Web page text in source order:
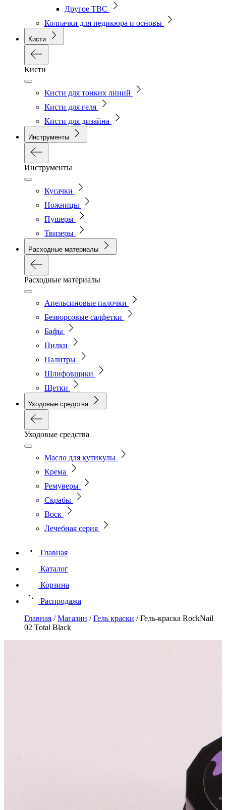
Другое ТВС
Колпачки для педикюра и основы
Кисти
Кисти
Кисти для тонких линий
Кисти для геля
Кисти для дизайна
Инструменты
Инструменты
Кусачки
Ножницы
Пушеры
Твизеры
Расходные материалы
Расходные материалы
Апельсиновые палочки
Безворсовые салфетки
Бафы
Пилки
Палитры
Шлифовщики
Щетки
Уходовые средства
Уходовые средства
Масло для кутикулы
Крема
Ремуверы
Скрабы
Воск
Лечебная серия
Главная
Каталог
Корзина
Распродажа
Главная /Магазин /Гель краски /Гель-краска RockNail
02 Total Black